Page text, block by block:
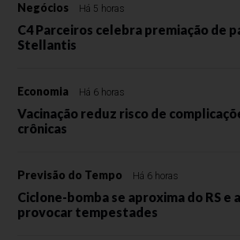
Negócios Há 5 horas
C4 Parceiros celebra premiação de
Stellantis
Economia Há 6 horas
Vacinação reduz risco de
crônicas
Previsão do Tempo Há 6 horas
Ciclone-bomba se aproxima do RS e
provocar tempestades